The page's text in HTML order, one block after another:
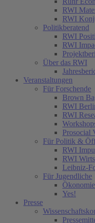
RWI
RWI
Politikberatend
RWI
RWI
Über das RWI
Veranstaltungen
Für Forschende
Brown
RWI
RWI
Prosocial
Für Politik &
RWI
RWI
Leibniz-
Für Jugendliche
Yes!
Presse